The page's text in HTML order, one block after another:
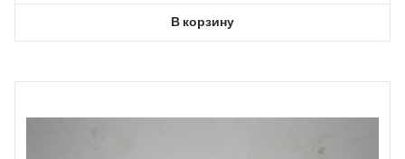
В корзину